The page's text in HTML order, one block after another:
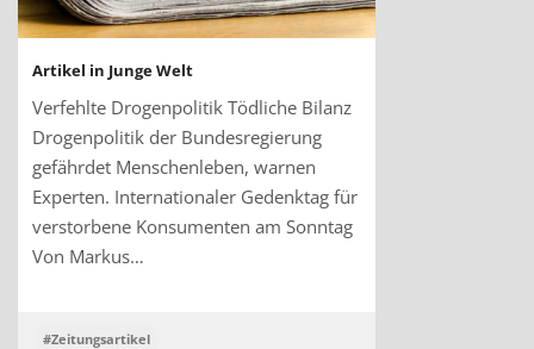
Artikel in Junge Welt
Verfehlte Drogenpolitik Tödliche Bilanz
Drogenpolitik der Bundesregierung
gefährdet Menschenleben, warnen
Experten. Internationaler Gedenktag für
verstorbene Konsumenten am Sonntag
Von Markus…
#Zeitungsartikel